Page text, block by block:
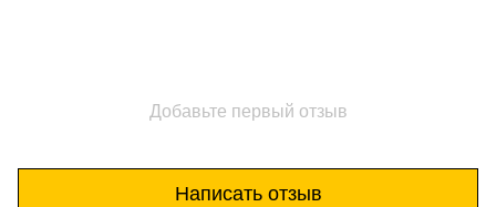
Добавьте первый отзыв
Написать отзыв